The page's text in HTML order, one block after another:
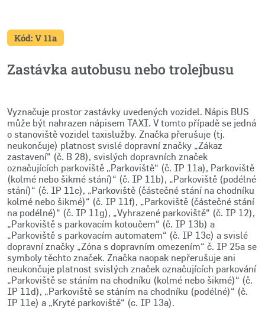
Kód: V 11a
Zastávka autobusu nebo trolejbusu
Vyznačuje prostor zastávky uvedených vozidel. Nápis BUS
může být nahrazen nápisem TAXI. V tomto případě se jedná
o stanoviště vozidel taxislužby. Značka přerušuje (tj.
neukončuje) platnost svislé dopravní značky „Zákaz
zastavení“ (č. B 28), svislých dopravních značek
označujících parkoviště „Parkoviště“ (č. IP 11a), Parkoviště
(kolmé nebo šikmé stání)“ (č. IP 11b), „Parkoviště (podélné
stání)“ (č. IP 11c), „Parkoviště (částečné stání na chodníku
kolmé nebo šikmé)“ (č. IP 11f), „Parkoviště (částečné stání
na podélné)“ (č. IP 11g), „Vyhrazené parkoviště“ (č. IP 12),
„Parkoviště s parkovacím kotoučem“ (č. IP 13b) a
„Parkoviště s parkovacím automatem“ (č. IP 13c) a svislé
dopravní značky „Zóna s dopravním omezením“ č. IP 25a se
symboly těchto značek. Značka naopak nepřerušuje ani
neukončuje platnost svislých značek označujících parkování
„Parkoviště se stáním na chodníku (kolmé nebo šikmé)“ (č.
IP 11d), „Parkoviště se stáním na chodníku (podélné)“ (č.
IP 11e) a „Kryté parkoviště“ (c. IP 13a).